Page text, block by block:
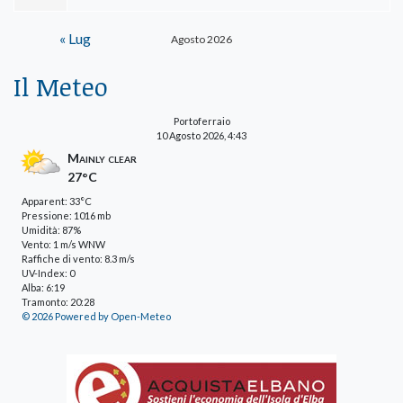
Agosto 2026
« Lug
Il Meteo
Portoferraio
10 Agosto 2026, 4:43
Mainly clear
27°C
Apparent: 33°C
Pressione: 1016 mb
Umidità: 87%
Vento: 1 m/s WNW
Raffiche di vento: 8.3 m/s
UV-Index: 0
Alba: 6:19
Tramonto: 20:28
© 2026 Powered by Open-Meteo